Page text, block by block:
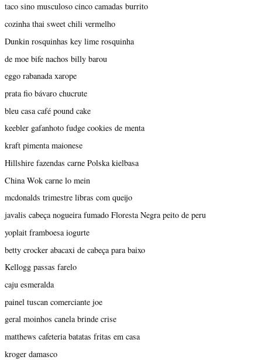
taco sino musculoso cinco camadas burrito
cozinha thai sweet chili vermelho
Dunkin rosquinhas key lime rosquinha
de moe bife nachos billy barou
eggo rabanada xarope
prata fio bávaro chucrute
bleu casa café pound cake
keebler gafanhoto fudge cookies de menta
kraft pimenta maionese
Hillshire fazendas carne Polska kielbasa
China Wok carne lo mein
mcdonalds trimestre libras com queijo
javalis cabeça nogueira fumado Floresta Negra peito de peru
yoplait framboesa iogurte
betty crocker abacaxi de cabeça para baixo
Kellogg passas farelo
caju esmeralda
painel tuscan comerciante joe
geral moinhos canela brinde crise
matthews cafeteria batatas fritas em casa
kroger damasco